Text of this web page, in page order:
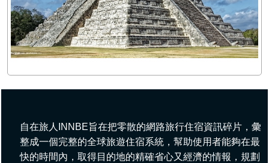
自在旅人INNBE旨在把零散的網路旅行住宿資訊碎片，彙
整成一個完整的全球旅遊住宿系統，幫助使用者能夠在最
快的時間內，取得目的地的精確省心又經濟的情報，規劃